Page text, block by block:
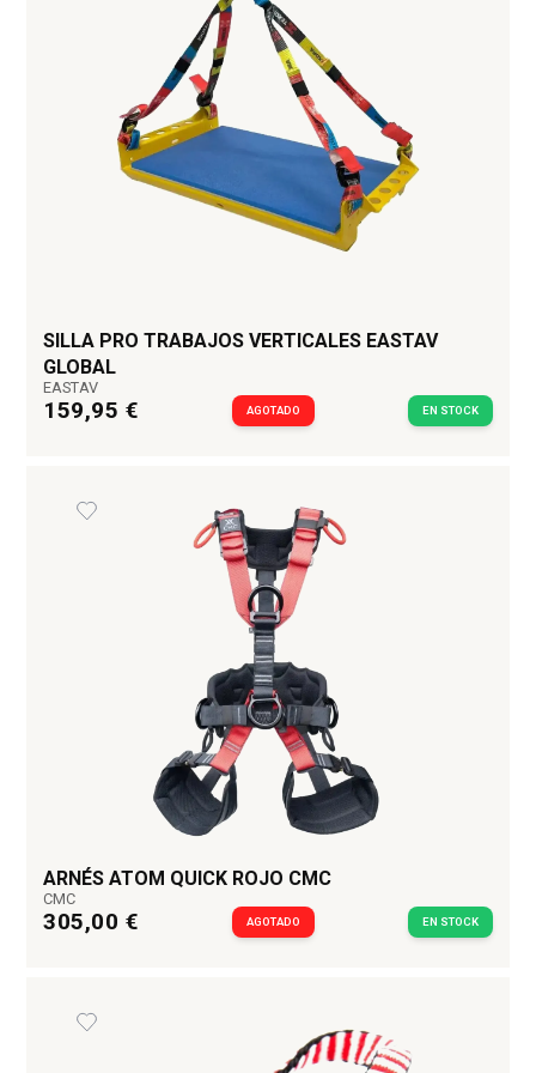
SILLA PRO TRABAJOS VERTICALES EASTAV
GLOBAL
EASTAV
159,95 € AGOTADO EN STOCK
ARNÉS ATOM QUICK ROJO CMC
CMC
305,00 € AGOTADO EN STOCK